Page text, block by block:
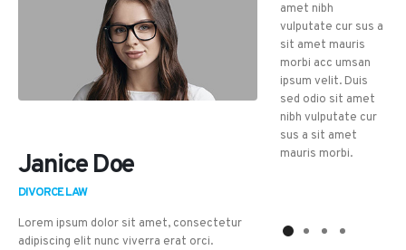
Janice Doe
DIVORCE LAW
Lorem ipsum dolor sit amet, consectetur
adipiscing elit nunc viverra erat orci.
Duis sed odio sit
vulputate cur sus a
sit amet mauris
morbi acc umsan
ipsum velit. Duis
sus a sit amet
Duis sed odio sit
amet nibh
vulputate cur sus a
sit amet mauris
morbi acc umsan
ipsum velit. Duis
amet nibh
vulputate cur sus a
sit amet mauris
morbi acc umsan
ipsum velit. Duis
sed odio sit amet
nibh vulputate cur
sus a sit amet
mauris morbi.